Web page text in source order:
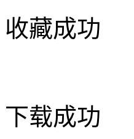
收藏成功
下载成功